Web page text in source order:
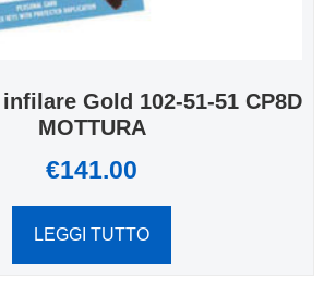
Gold 102-51-51 CP8D
MOTTURA
€141.00
LEGGI TUTTO